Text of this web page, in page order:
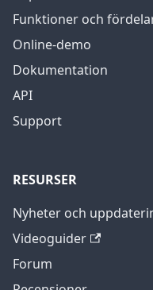
Funktioner och
Online-demo
Dokumentation
API
Support
RESURSER
Nyheter och
Videoguider
Forum